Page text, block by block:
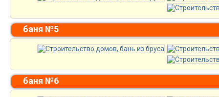
баня №5
баня №6